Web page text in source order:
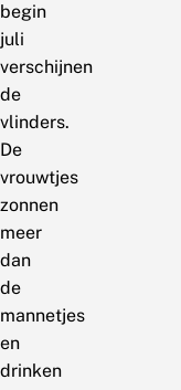
begin
juli
verschijnen
de
vlinders.
De
vrouwtjes
zonnen
meer
dan
de
mannetjes
en
drinken